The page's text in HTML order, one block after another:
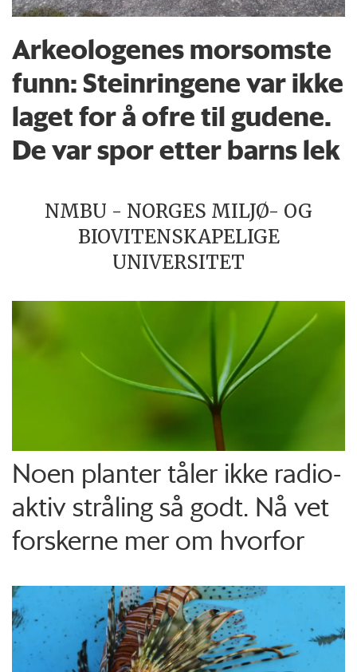
Arkeologenes morsomste
funn: Steinringene var ikke
laget for å ofre til gudene.
De var spor etter barns lek
NMBU - NORGES MILJØ- OG
BIOVITENSKAPELIGE
UNIVERSITET
Noen planter tåler ikke radio­
aktiv stråling så godt. Nå vet
forskerne mer om hvorfor